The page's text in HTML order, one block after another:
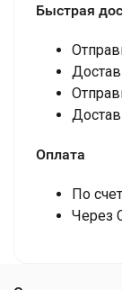
Быстрая
Оплата
По
Через